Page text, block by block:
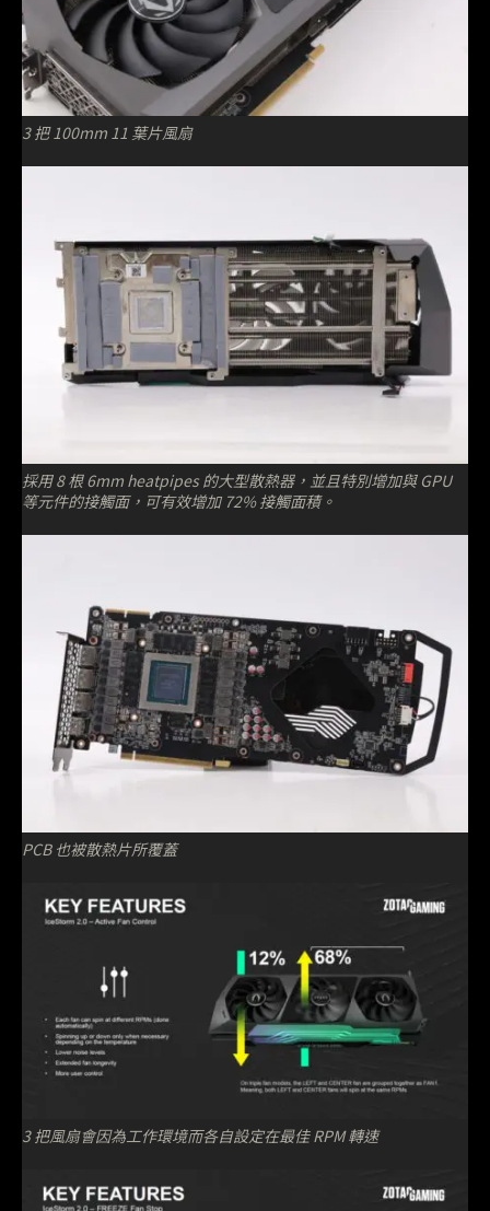
3 把 100mm 11 葉片風扇
採用 8 根 6mm heatpipes 的大型散熱器，並且特別增加與 GPU
等元件的接觸面，可有效增加 72% 接觸面積。
PCB 也被散熱片所覆蓋
3 把風扇會因為工作環境而各自設定在最佳 RPM 轉速